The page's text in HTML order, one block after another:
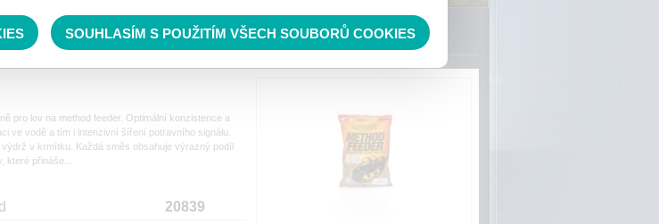
SORTIMENT»
pro lov na method feeder. Optimální konzistence a
ve vodě a tím i intenzivní šíření potravního signálu.
v krmítku. Každá směs obsahuje výrazný podíl
které přináše...
20839
SOUHLASÍM S POUŽITÍM VŠECH SOUBORŮ COOKIES